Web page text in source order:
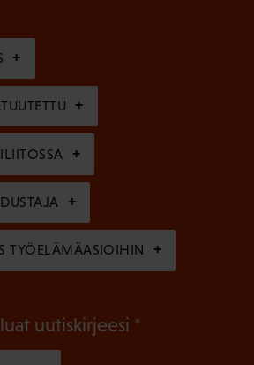
l
i
n
e
n
)
TYÖELÄMÄASIOIHIN
uutiskirjeesi